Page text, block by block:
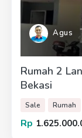
Agus
Rumah 2
Bekasi
Sale Rumah
Rp